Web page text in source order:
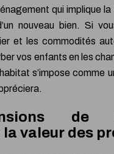
qui implique
nouveau bien. Si
et les commodités
vos enfants en les
s’impose comme
de
valeur des